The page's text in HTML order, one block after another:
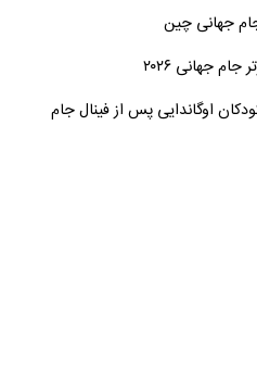
جهانی چین
جهانی ۲۰۲۶
اوگاندایی پس از فینال جام